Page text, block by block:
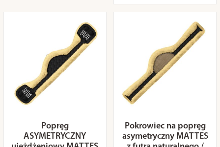
Popręg
ASYMETRYCZNY
Pokrowiec na popręg
asymetryczny MATTES